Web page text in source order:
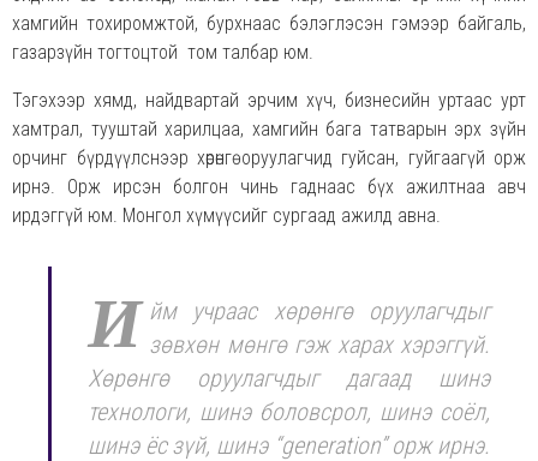
хамгийн тохиромжтой, бурхнаас бэлэглэсэн гэмээр байгаль,
газарзүйн тогтоцтой том талбар юм.
Тэгэхээр хямд, найдвартай эрчим хүч, бизнесийн уртаас урт
хамтрал, тууштай харилцаа, хамгийн бага татварын эрх зүйн
орчинг бүрдүүлснээр хөрөнгө оруулагчид гуйсан, гуйгаагүй орж
ирнэ. Орж ирсэн болгон чинь гаднаас бүх ажилтнаа авч
ирдэггүй юм. Монгол хүмүүсийг сургаад ажилд авна.
И йм учраас хөрөнгө оруулагчдыг
зөвхөн мөнгө гэж харах хэрэггүй.
Хөрөнгө оруулагчдыг дагаад шинэ
технологи, шинэ боловсрол, шинэ соёл,
шинэ ёс зүй, шинэ “generation” орж ирнэ.